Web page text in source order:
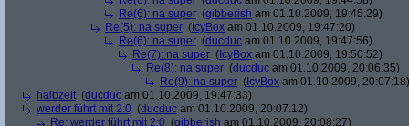
Re(6): na super (gibberish am 01.10.2009, 19:45:29)
Re(5): na super ( IcyBox am 01.10.2009, 19:47:20)
Re(6): na super (ducduc am 01.10.2009, 19:47:56)
Re(7): na super ( IcyBox am 01.10.2009, 19:50:52)
Re(8): na super (ducduc am 01.10.2009, 20:06:35)
Re(9): na super ( IcyBox am 01.10.2009, 20:07:18)
halbzeit (ducduc am 01.10.2009, 19:47:33)
werder führt mit 2:0 (ducduc am 01.10.2009, 20:07:12)
Re: werder führt mit 2:0 (gibberish am 01.10.2009, 20:08:27)